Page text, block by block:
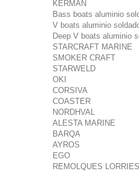
KERMAN
Bass boats aluminio
V boats aluminio
Deep V boats aluminio
STARCRAFT MARINE
SMOKER CRAFT
STARWELD
OKI
CORSIVA
COASTER
NORDHVAL
ALESTA MARINE
BARQA
AYROS
EGO
REMOLQUES LORRIES